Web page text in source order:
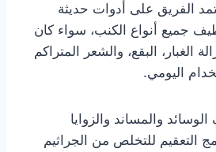
الفريق على أدوات حديثة
جميع أنواع الكنب، سواء كان
الغبار، البقع، والشعر المتراكم
اليومي.
والمساند والزوايا
التعقيم للتخلص من الجراثيم